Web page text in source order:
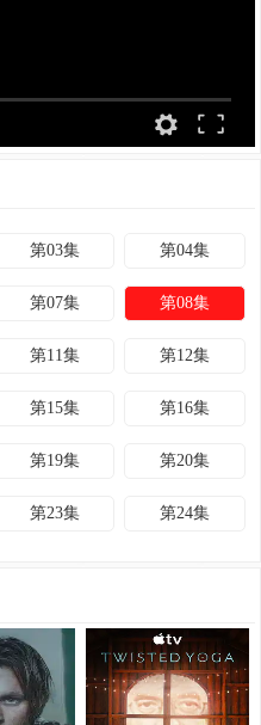
第03集 第04集
第07集 第08集
第11集 第12集
第15集 第16集
第19集 第20集
第23集 第24集